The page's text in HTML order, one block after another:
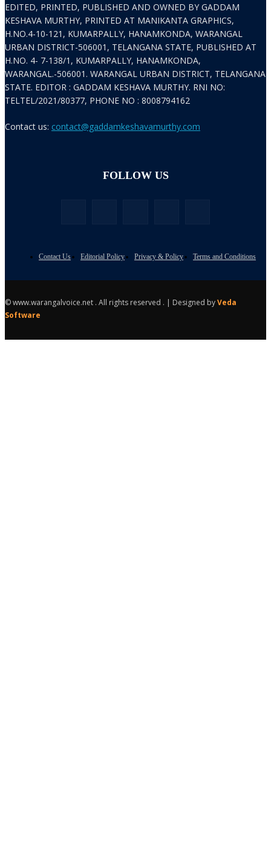
EDITED, PRINTED, PUBLISHED AND OWNED BY GADDAM
KESHAVA MURTHY, PRINTED AT MANIKANTA GRAPHICS,
H.NO.4-10-121, KUMARPALLY, HANAMKONDA, WARANGAL
URBAN DISTRICT-506001, TELANGANA STATE, PUBLISHED AT
H.NO. 4- 7-138/1, KUMARPALLY, HANAMKONDA,
WARANGAL.-506001. WARANGAL URBAN DISTRICT, TELANGANA
STATE. EDITOR : GADDAM KESHAVA MURTHY. RNI NO:
TELTEL/2021/80377, PHONE NO : 8008794162
Contact us: contact@gaddamkeshavamurthy.com
FOLLOW US
Contact Us Editorial Policy Privacy & Policy Terms and Conditions
© www.warangalvoice.net . All rights reserved . | Designed byVeda
Software